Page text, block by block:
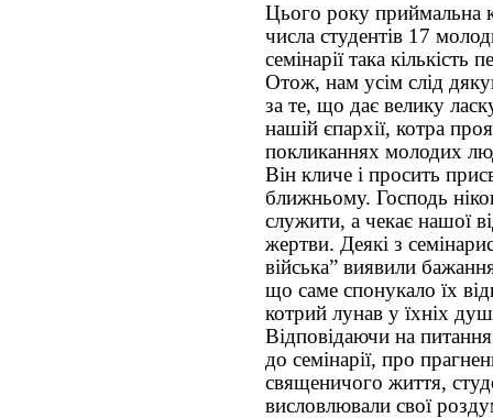
Цього року приймальна
числа студентів 17
семінарії така
Отож, нам усім слід
за те, що дає велику
нашій єпархії, котра
покликаннях молодих
Він кличе і просить
ближньому. Господь
служити, а чекає нашої
жертви. Деякі з
війська” виявили
що саме спонукало їх
котрий лунав у їхніх
Відповідаючи на
до семінарії, про
священичого життя,
висловлювали свої